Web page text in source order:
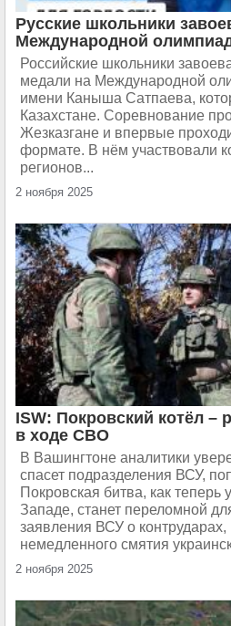
Русские школьники
Международной
Российские школьники
медали на Международной
имени Каныша Сатпаева,
Казахстане. Соревнование
Жезказгане и впервые
формате. В нём участвовали
регионов...
2 ноября 2025
ISW: Покровский котёл
в ходе СВО
В Вашингтоне аналитики
спасет подразделения ВСУ,
Покровская битва, как
Западе, станет переломной
заявления ВСУ о контрударах,
немедленного смятия
2 ноября 2025